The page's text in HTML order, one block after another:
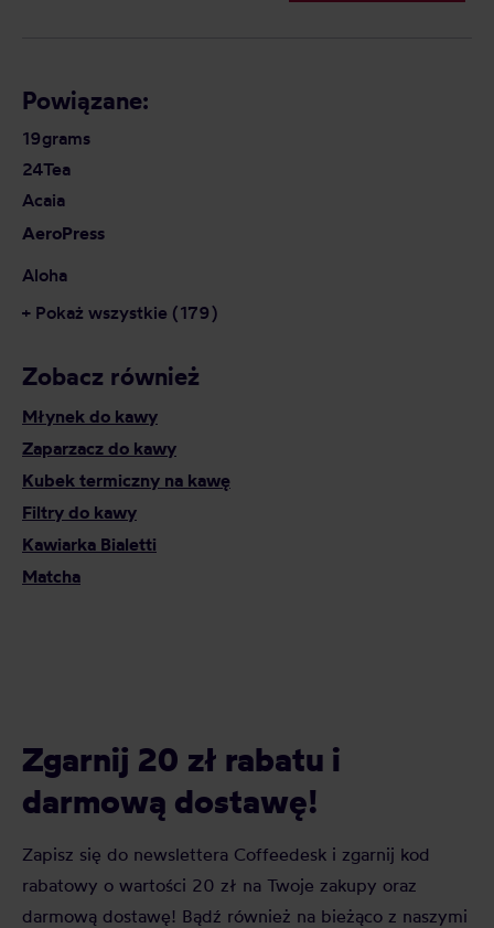
Powiązane:
19grams
24Tea
Acaia
AeroPress
Aloha
+ Pokaż wszystkie (179)
Zobacz również
Młynek do kawy
Zaparzacz do kawy
Kubek termiczny na kawę
Filtry do kawy
Kawiarka Bialetti
Matcha
Zgarnij 20 zł rabatu i
darmową dostawę!
Zapisz się do newslettera Coffeedesk i zgarnij kod
rabatowy o wartości 20 zł na Twoje zakupy oraz
darmową dostawę! Bądź również na bieżąco z naszymi